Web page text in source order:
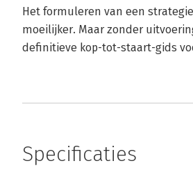
Het formuleren van een
moeilijker. Maar zonder
definitieve kop-tot-staart-gids
Specificaties